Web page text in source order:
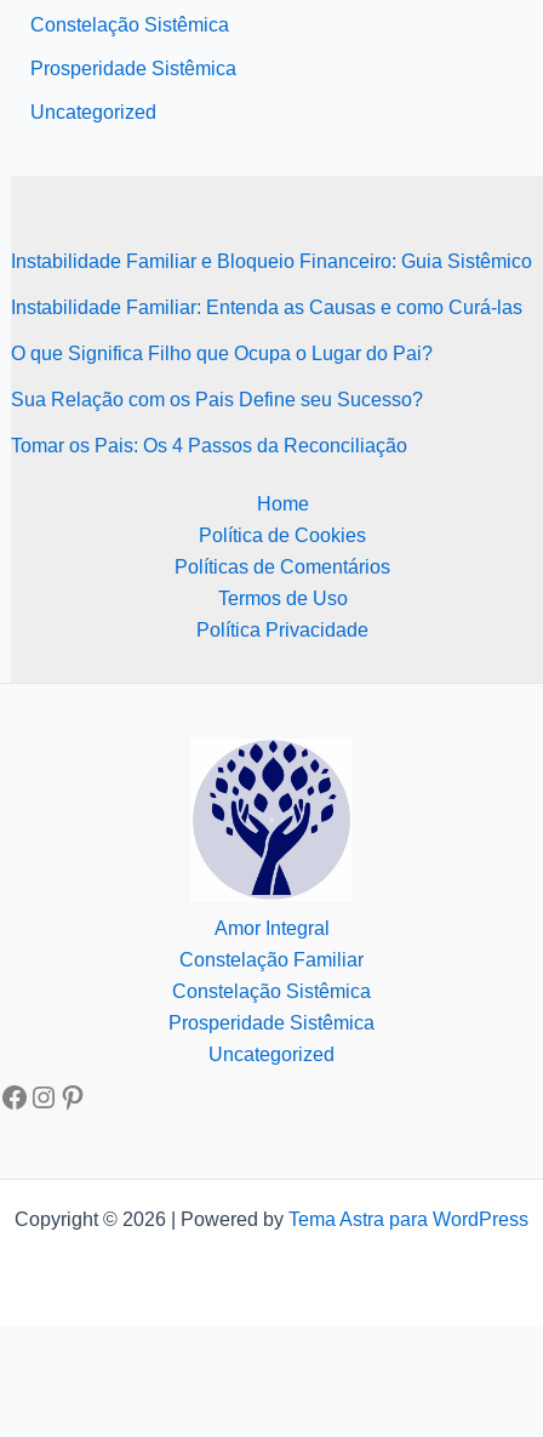
Constelação Sistêmica
Prosperidade Sistêmica
Uncategorized
Instabilidade Familiar e Bloqueio Financeiro: Guia Sistêmico
Instabilidade Familiar: Entenda as Causas e como Curá-las
O que Significa Filho que Ocupa o Lugar do Pai?
Sua Relação com os Pais Define seu Sucesso?
Tomar os Pais: Os 4 Passos da Reconciliação
Home
Política de Cookies
Políticas de Comentários
Termos de Uso
Política Privacidade
Amor Integral
Constelação Familiar
Constelação Sistêmica
Prosperidade Sistêmica
Uncategorized
Copyright © 2026 | Powered by Tema Astra para WordPress